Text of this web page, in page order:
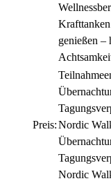
genießen –
Preis:Nordic
Nordic